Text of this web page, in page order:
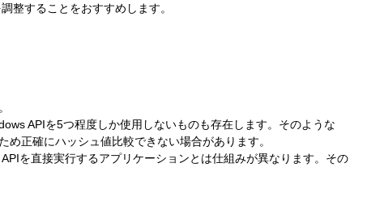
整することをおすすめします。
APIを5つ程度しか使用しないものも存在します。そのような
正確にハッシュ値比較できない場合があります。
を直接実行するアプリケーションとは仕組みが異なります。その